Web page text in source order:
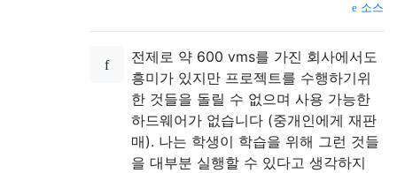
소스
전제로 약 600 vms를 가진 회사에서도
흥미가 있지만 프로젝트를 수행하기위
한 것들을 돌릴 수 없으며 사용 가능한
하드웨어가 없습니다 (중개인에게 재판
매). 나는 학생이 학습을 위해 그런 것들
을 대부분 실행할 수 있다고 생각하지